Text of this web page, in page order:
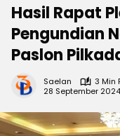
Hasil Rapat
Pengundian
Paslon
Saelan
3 Min
28 September 2024